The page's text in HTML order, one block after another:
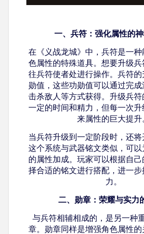
一、兵符：强化属性的
在《义战龙城》中，兵符是一种
色属性的特殊道具。想要升级
往兵符使者处进行操作。兵符
勋值，这些功勋值可以通过完成
击杀敌人等方式获得。升级兵
一定的时间和精力，但每一次
来属性的巨大提升
当兵符升级到一定阶段时，还将
这个系统与武器铭文类似，可
的属性加成。玩家可以根据自
择合适的铭文进行搭配，进一
力。
二、勋章：荣耀与实力
与兵符相辅相成的，是另一种
章。勋章同样是增强角色属性